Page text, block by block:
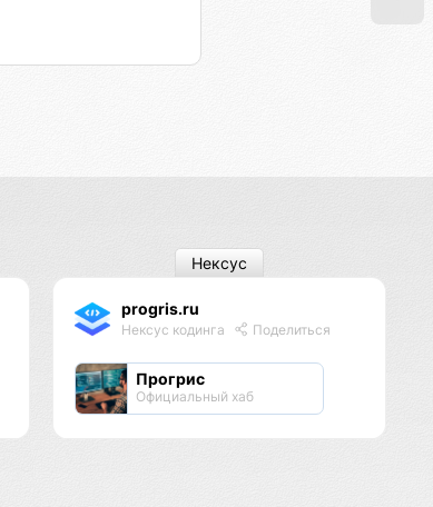
progris.ru
Нексус кодинга Поделиться
Прогрис
Официальный хаб
Нексус